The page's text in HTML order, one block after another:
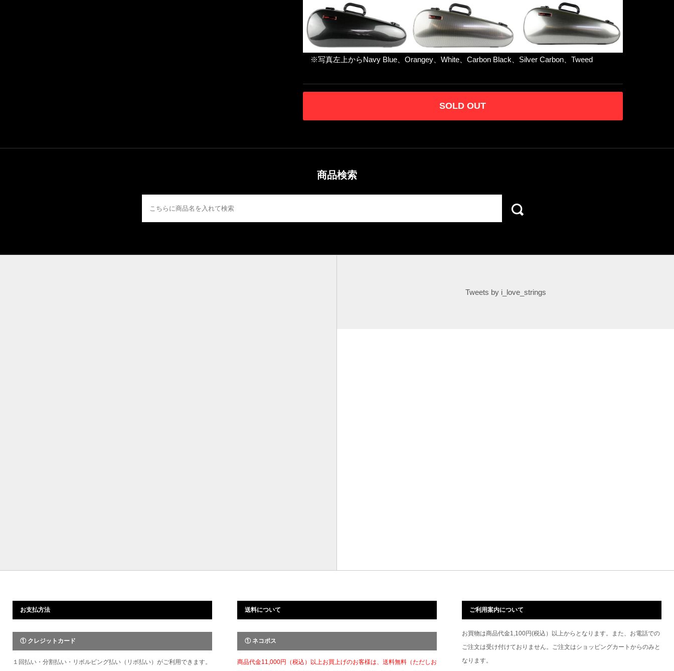
※写真左上からNavy Blue、Orangey、White、Carbon Black、Silver Carbon、Tweed
SOLD OUT
商品検索
Tweets by i_love_strings
お支払方法
① クレジットカード
１回払い・分割払い・リボルビング払い（リボ払い）がご利用できます。
送料について
① ネコポス
商品代金11,000円（税込）以上お買上げのお客様は、送料無料（ただしお
ご利用案内について
お買物は商品代金1,100円(税込）以上からとなります。また、お電話での
ご注文は受け付けておりません。ご注文はショッピングカートからのみと
なります。